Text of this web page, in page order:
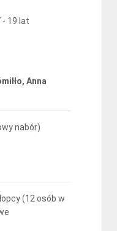
- 19 lat
Anna
nabór)
(12 osób w